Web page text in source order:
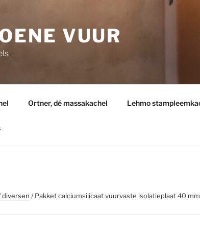
VUUR
Ortner, dé massakachel Lehmo
diversen / Pakket calciumsilicaat vuurvaste isolatieplaat 40